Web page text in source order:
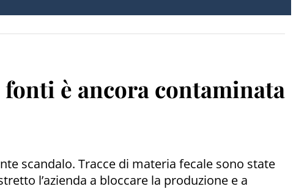
è ancora contaminata
scandalo. Tracce di materia fecale sono state
l’azienda a bloccare la produzione e a